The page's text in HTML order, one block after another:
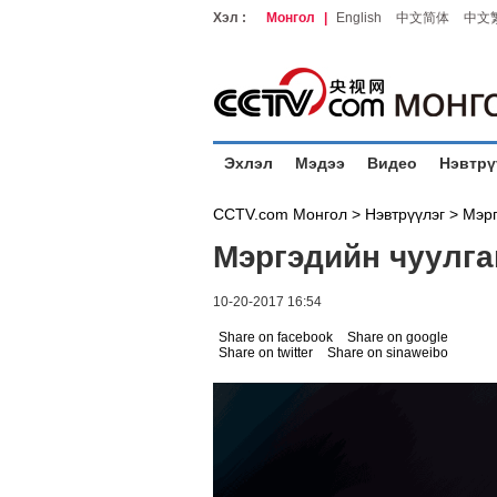
Хэл : Монгол English 中文简体 中文
Эхлэл Мэдээ Видео
CCTV.com Монгол > Нэвтрүүлэг >
Мэргэдийн
10-20-2017 16:54
Share on facebook
Share on google
Share on twitter
Share on sinaweibo